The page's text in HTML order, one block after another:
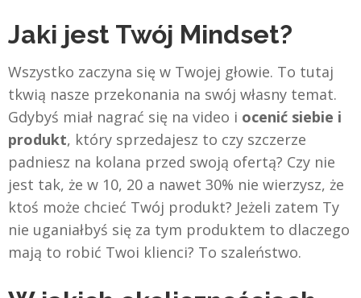
Jaki jest Twój Mindset?
Wszystko zaczyna się w Twojej głowie. To tutaj
tkwią nasze przekonania na swój własny temat.
Gdybyś miał nagrać się na video i ocenić siebie i
produkt, który sprzedajesz to czy szczerze
padniesz na kolana przed swoją ofertą? Czy nie
jest tak, że w 10, 20 a nawet 30% nie wierzysz, że
ktoś może chcieć Twój produkt? Jeżeli zatem Ty
nie uganiałbyś się za tym produktem to dlaczego
mają to robić Twoi klienci? To szaleństwo.